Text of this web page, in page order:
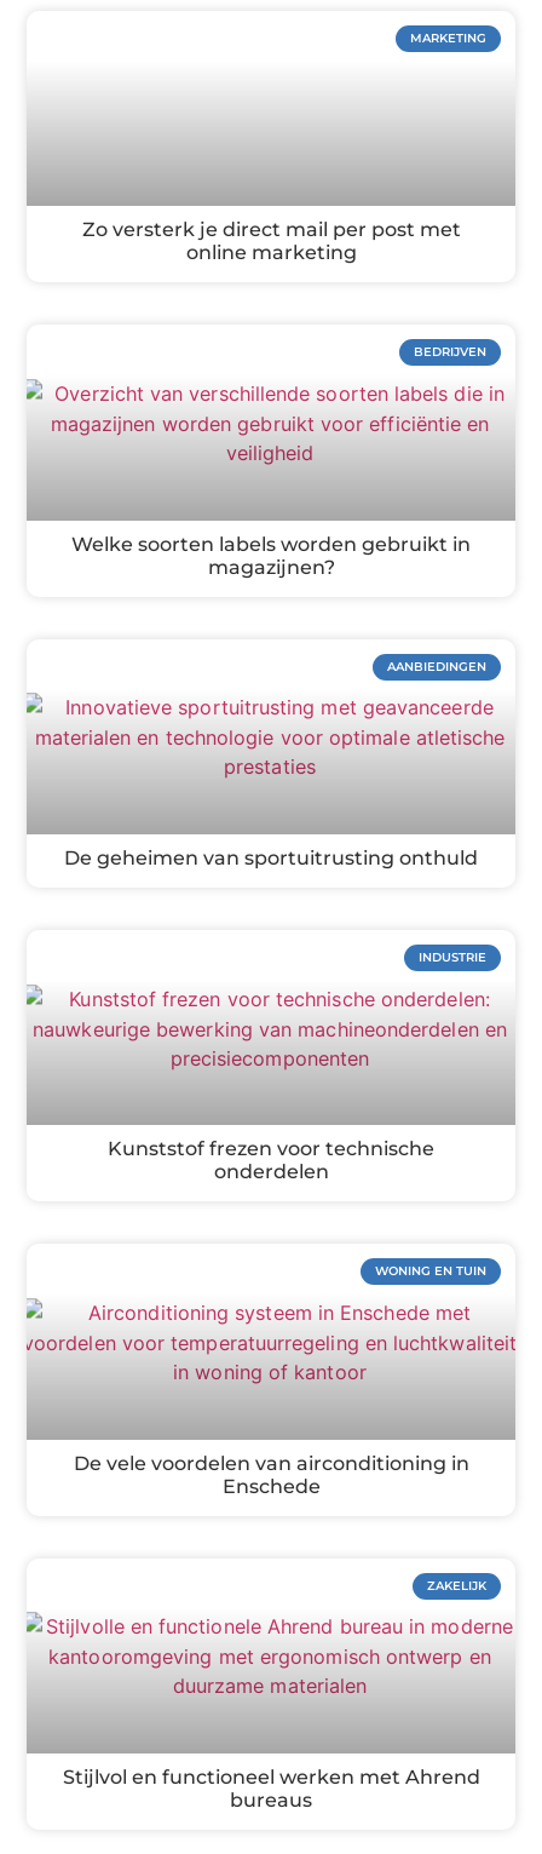
MARKETING
Zo versterk je direct mail per post met
online marketing
BEDRIJVEN
Welke soorten labels worden gebruikt in
magazijnen?
AANBIEDINGEN
De geheimen van sportuitrusting onthuld
INDUSTRIE
Kunststof frezen voor technische
onderdelen
WONING EN TUIN
De vele voordelen van airconditioning in
Enschede
ZAKELIJK
Stijlvol en functioneel werken met Ahrend
bureaus